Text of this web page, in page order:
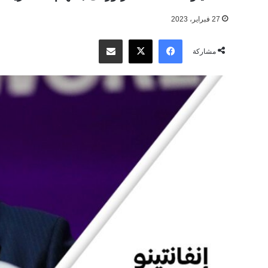
27 فبراير، 2023
مشاركة
فيسبوك
‫X مشاركة عبر البريد